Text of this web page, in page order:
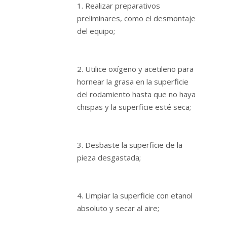
1. Realizar preparativos
preliminares, como el desmontaje
del equipo;
2. Utilice oxígeno y acetileno para
hornear la grasa en la superficie
del rodamiento hasta que no haya
chispas y la superficie esté seca;
3. Desbaste la superficie de la
pieza desgastada;
4. Limpiar la superficie con etanol
absoluto y secar al aire;